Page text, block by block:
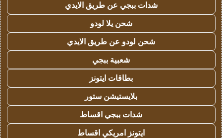
شدات ببجي عن طريق الايدي
شحن يلا لودو
شحن لودو عن طريق الايدي
شعبية ببجي
بطاقات ايتونز
بلايستيشن ستور
شدات ببجي اقساط
ايتونز امريكي اقساط